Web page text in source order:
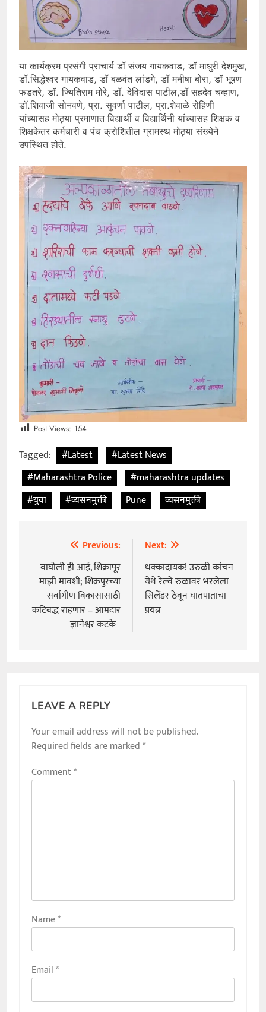
या कार्यक्रम प्रसंगी प्राचार्य डॉ संजय गायकवाड, डॉ माधुरी देशमुख,
डॉ.सिद्धेश्वर गायकवाड, डॉ बळवंत लांडगे, डॉ मनीषा बोरा, डॉ भूषण
फडतरे, डॉ. ज्यितिराम मोरे, डॉ. देविदास पाटील,डॉ सहदेव चव्हाण,
डॉ.शिवाजी सोनवणे, प्रा. सुवर्णा पाटील, प्रा.शेवाळे रोहिणी
यांच्यासह मोठ्या प्रमाणात विद्यार्थी व विद्यार्थिनी यांच्यासह शिक्षक व
शिक्षकेतर कर्मचारी व पंच क्रोशितील ग्रामस्थ मोठ्या संख्येने
उपस्थित होते.
Post Views: 154
Tagged: #Latest
#Latest News
#Maharashtra Police
#maharashtra updates
#युवा
#व्यसनमुक्ती Pune व्यसनमुक्ती
navigation
Previous:
वाघोली ही आई, शिक्रापूर
माझी मावशी; शिक्रपुरच्या
सर्वांगीण विकासासाठी
कटिबद्ध राहणार – आमदार
ज्ञानेश्वर कटके
Next:
धक्कादायक! उरुळी कांचन
येथे रेल्वे रुळावर भरलेला
सिलेंडर ठेवून घातपाताचा
प्रयत्न
LEAVE A REPLY
Your email address will not be published.
Required fields are marked*
Comment*
Name*
Email*